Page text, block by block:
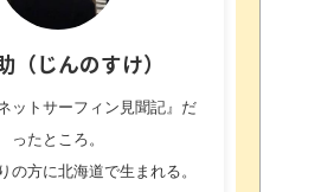
（じんのすけ）
ットサーフィン見聞記』だ
ったところ。
の方に北海道で生まれる。